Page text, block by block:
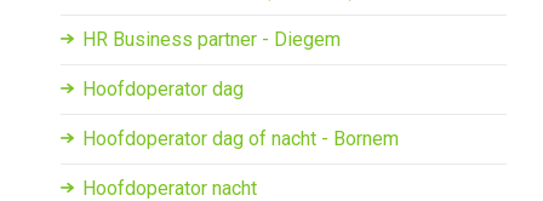
HR Business partner - Diegem
Hoofdoperator dag
Hoofdoperator dag of nacht - Bornem
Hoofdoperator nacht